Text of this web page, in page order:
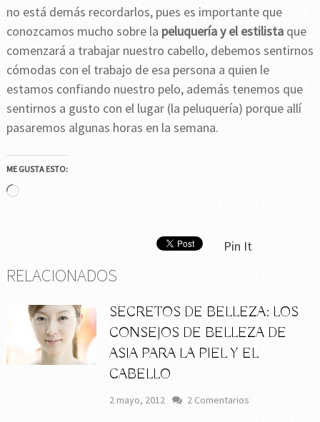
no está demás recordarlos, pues es importante que
conozcamos mucho sobre la peluquería y el estilistaque
comenzará a trabajar nuestro cabello, debemos sentirnos
cómodas con el trabajo de esa persona a quien le
estamos confiando nuestro pelo, además tenemos que
sentirnos a gusto con el lugar (la peluquería) porque allí
pasaremos algunas horas en la semana.
ME GUSTA ESTO:
Cargando...
Pin It
RELACIONADOS
SECRETOS DE BELLEZA: LOS
CONSEJOS DE BELLEZA DE
ASIA PARA LA PIEL Y EL
CABELLO
2 mayo, 2012 2 Comentarios